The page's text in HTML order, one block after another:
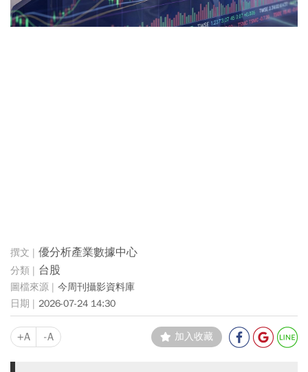
優分析產業數據中心
台股
今周刊攝影資料庫
2026-07-24 14:30
+A -A 加入收藏